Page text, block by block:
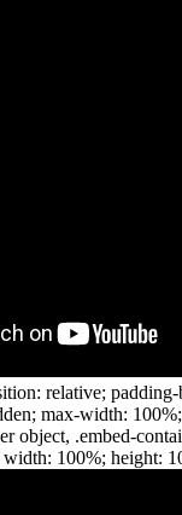
relative;
max-width:
object, .embed-
100%; height: